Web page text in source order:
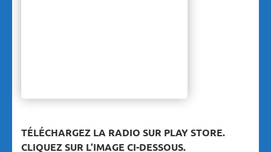
TÉLÉCHARGEZ LA RADIO SUR PLAY STORE.
CLIQUEZ SUR L’IMAGE CI-DESSOUS.